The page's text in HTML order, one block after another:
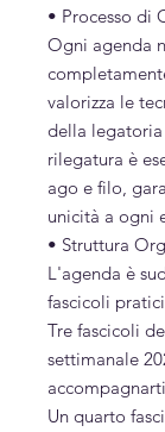
• Processo di
Ogni agenda
valorizza le
della
rilegatura è
ago e filo,
unicità a ogni
• Struttura
L'agenda è
fascicoli
Tre fascicoli
settimanale
Un quarto